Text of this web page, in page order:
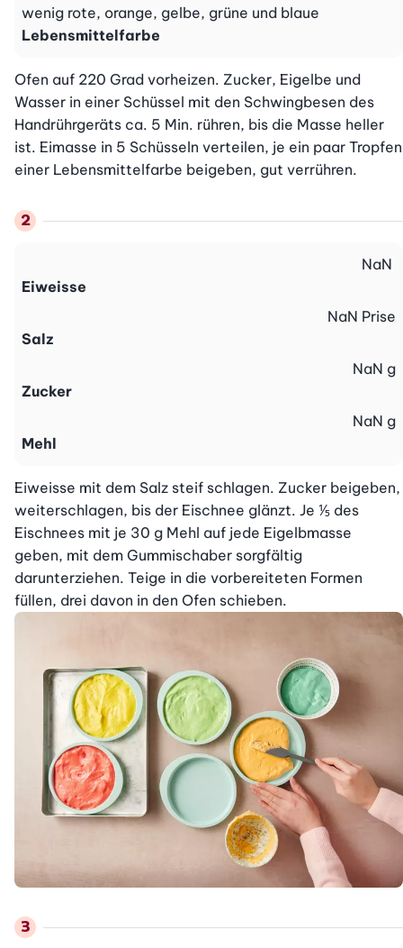
wenig rote, orange, gelbe, grüne und blaue
Lebensmittelfarbe
Ofen auf 220 Grad vorheizen. Zucker, Eigelbe und
Wasser in einer Schüssel mit den Schwingbesen des
Handrührgeräts ca. 5 Min. rühren, bis die Masse heller
ist. Eimasse in 5 Schüsseln verteilen, je ein paar Tropfen
einer Lebensmittelfarbe beigeben, gut verrühren.
Eiweisse
NaN
Salz
NaN Prise
Zucker
NaN g
Mehl
NaN g
Eiweisse mit dem Salz steif schlagen. Zucker beigeben,
weiterschlagen, bis der Eischnee glänzt. Je ⅕ des
Eischnees mit je 30 g Mehl auf jede Eigelbmasse
geben, mit dem Gummischaber sorgfältig
darunterziehen. Teige in die vorbereiteten Formen
füllen, drei davon in den Ofen schieben.